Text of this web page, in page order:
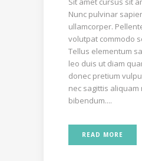
Nunc pulvinar
ullamcorper.
volutpat commodo
Tellus elementum
leo duis ut diam
donec pretium
nec sagittis aliquam
bibendum....
READ MORE